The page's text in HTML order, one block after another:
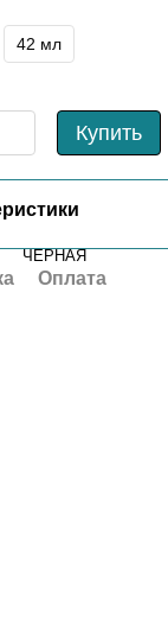
42 мл
Купить
ЧЕРНАЯ
Оплата